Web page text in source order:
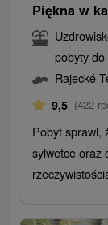
Piękna w
pobyty
Rajecké
9,5 (422
Pobyt sprawi,
sylwetce oraz